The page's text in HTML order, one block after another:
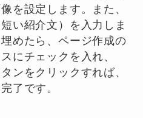
を設定します。また、
い紹介文）を入力しま
めたら、ページ作成の
にチェックを入れ、
ンをクリックすれば、
了です。